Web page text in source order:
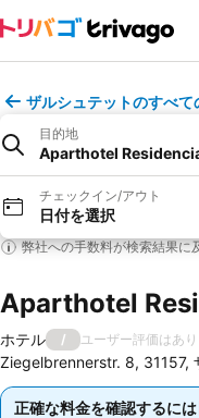
ザルシュテットのすべ
目的地
Aparthotel
チェックイン/アウト
日付を選択
弊社への手数料が検索結果に
Aparthotel
ホテル / ユーザー評価はあ
Ziegelbrennerstr. 8, 31157,
正確な料金を確認するに
正確な料金を確認するに